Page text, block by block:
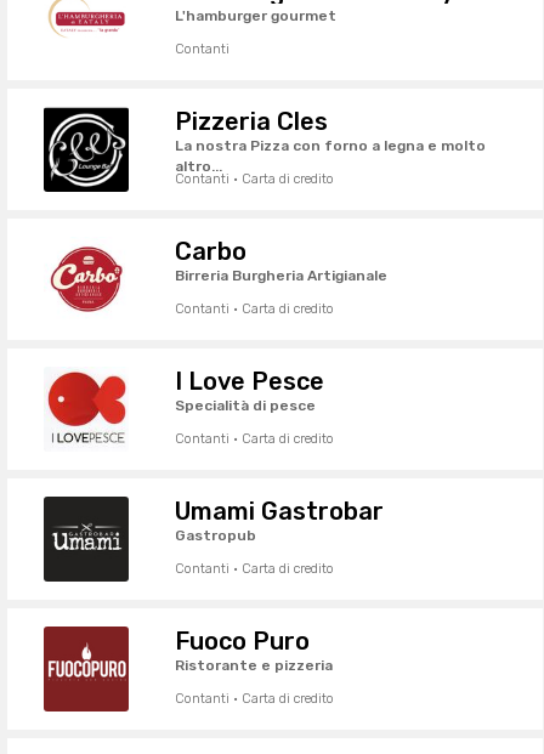
L'hamburger gourmet
Contanti
Pizzeria Cles
La nostra Pizza con forno a legna e molto
altro...
Contanti · Carta di credito
Carbo
Birreria Burgheria Artigianale
Contanti · Carta di credito
I Love Pesce
Specialità di pesce
Contanti · Carta di credito
Umami Gastrobar
Gastropub
Contanti · Carta di credito
Fuoco Puro
Ristorante e pizzeria
Contanti · Carta di credito